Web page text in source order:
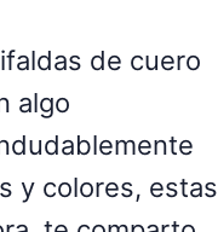
de cuero
algo
y colores, estas